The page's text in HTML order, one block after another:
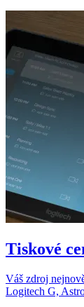
Tiskové
Váš zdroj
Logitech G,